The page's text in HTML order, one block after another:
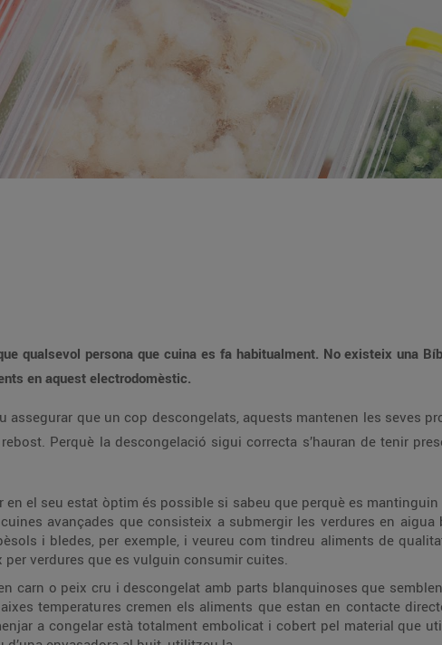
qualsevol persona que cuina es fa habitualment. No existeix una
en aquest electrodomèstic.
assegurar que un cop descongelats, aquests mantenen les seves
Perquè la descongelació sigui correcta s’hauran de tenir
en el seu estat òptim és possible si sabeu que perquè es
avançades que consisteix a submergir les verdures en
i bledes, per exemple, i veureu com tindreu aliments de
verdures que es vulguin consumir cuites.
carn o peix cru i descongelat amb parts blanquinoses que
temperatures cremen els aliments que estan en contacte
a congelar està totalment embolicat i cobert pel material que